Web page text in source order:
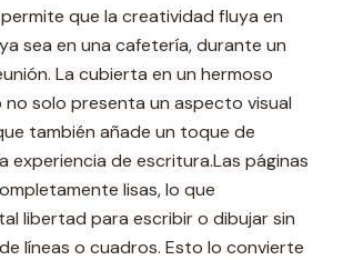
que la creatividad fluya en
sea en una cafetería, durante un
La cubierta en un hermoso
solo presenta un aspecto visual
también añade un toque de
experiencia de escritura.Las páginas
lisas, lo que
libertad para escribir o dibujar sin
líneas o cuadros. Esto lo convierte